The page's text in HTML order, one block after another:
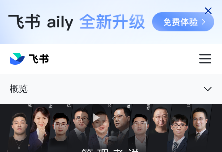
概览